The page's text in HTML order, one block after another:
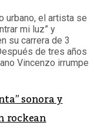
urbano, el artista se
mi luz” y
su carrera de 3
de tres años
Vincenzo irrumpe
sonora y
rockean